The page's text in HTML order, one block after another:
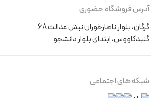
آدرس فروشگاه حضوری
گرگان، بلوار ناهارخوران نبش عدالت 68
گنبدکاووس، ابتدای بلوار دانشجو
شبکه های اجتماعی